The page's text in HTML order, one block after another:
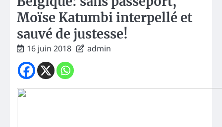
Moïse Katumbi interpellé et
sauvé de justesse!
16 juin 2018 admin